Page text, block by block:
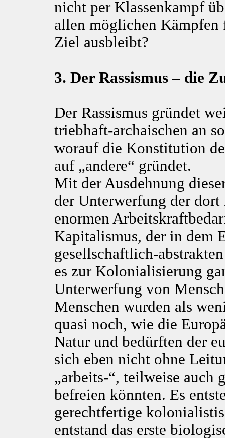
nicht per Klassenkampf
allen möglichen Kämpfen
Ziel ausbleibt?
3. Der Rassismus – die
Der Rassismus gründet
triebhaft-archaischen an
worauf die Konstitution
auf „andere“ gründet.
Mit der Ausdehnung
der Unterwerfung der dort
enormen
Kapitalismus, der in dem
gesellschaftlich-
es zur Kolonialisierung
Unterwerfung von
Menschen wurden als
quasi noch, wie die
Natur und bedürften der
sich eben nicht ohne
„arbeits-“, teilweise auch
befreien könnten. Es
gerechtfertige
entstand das erste